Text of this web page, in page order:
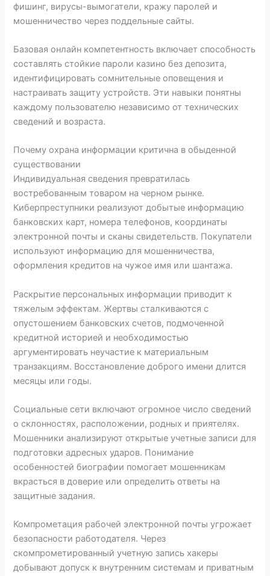
фишинг, вирусы-вымогатели, кражу паролей и
мошенничество через поддельные сайты.
Базовая онлайн компетентность включает способность
составлять стойкие пароли казино без депозита,
идентифицировать сомнительные оповещения и
настраивать защиту устройств. Эти навыки понятны
каждому пользователю независимо от технических
сведений и возраста.
Почему охрана информации критична в обыденной
существовании
Индивидуальная сведения превратилась
востребованным товаром на черном рынке.
Киберпреступники реализуют добытые информацию
банковских карт, номера телефонов, координаты
электронной почты и сканы свидетельств. Покупатели
используют информацию для мошенничества,
оформления кредитов на чужое имя или шантажа.
Раскрытие персональных информации приводит к
тяжелым эффектам. Жертвы сталкиваются с
опустошением банковских счетов, подмоченной
кредитной историей и необходимостью
аргументировать неучастие к материальным
транзакциям. Восстановление доброго имени длится
месяцы или годы.
Социальные сети включают огромное число сведений
о склонностях, расположении, родных и приятелях.
Мошенники анализируют открытые учетные записи для
подготовки адресных ударов. Понимание
особенностей биографии помогает мошенникам
вкрасться в доверие или определить ответы на
защитные задания.
Компрометация рабочей электронной почты угрожает
безопасности работодателя. Через
скомпрометированный учетную запись хакеры
добывают допуск к внутренним системам и приватным